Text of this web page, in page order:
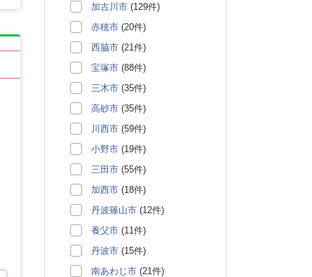
加古川市 (129件)
赤穂市 (20件)
西脇市 (21件)
宝塚市 (88件)
三木市 (35件)
高砂市 (35件)
川西市 (59件)
小野市 (19件)
三田市 (55件)
加西市 (18件)
丹波篠山市 (12件)
養父市 (11件)
丹波市 (15件)
南あわじ市 (21件)